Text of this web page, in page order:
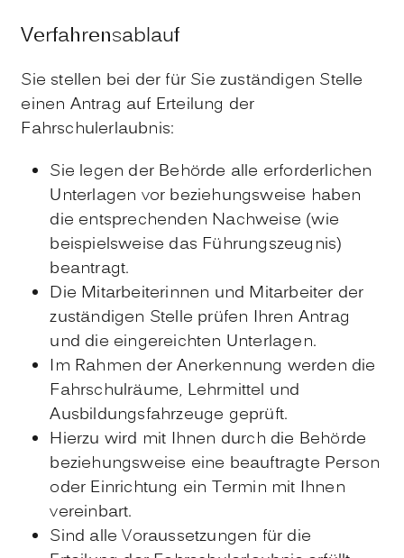
Verfahrensablauf
Sie stellen bei der für Sie zuständigen Stelle
einen Antrag auf Erteilung der
Fahrschulerlaubnis:
Sie legen der Behörde alle erforderlichen
Unterlagen vor beziehungsweise haben
die entsprechenden Nachweise (wie
beispielsweise das Führungszeugnis)
beantragt.
Die Mitarbeiterinnen und Mitarbeiter der
zuständigen Stelle prüfen Ihren Antrag
und die eingereichten Unterlagen.
Im Rahmen der Anerkennung werden die
Fahrschulräume, Lehrmittel und
Ausbildungsfahrzeuge geprüft.
Hierzu wird mit Ihnen durch die Behörde
beziehungsweise eine beauftragte Person
oder Einrichtung ein Termin mit Ihnen
vereinbart.
Sind alle Voraussetzungen für die